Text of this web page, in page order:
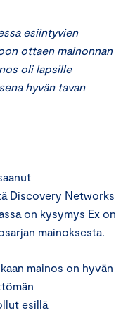
esiintyvien
ottaen mainonnan
oli lapsille
hyvän tavan
Discovery Networks
on kysymys Ex on
mainoksesta.
mainos on hyvän
esillä